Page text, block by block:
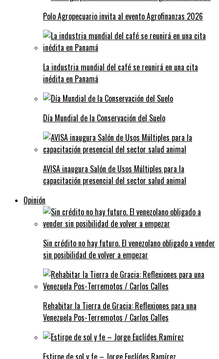
Polo Agropecuario invita al evento Agrofinanzas 2026
La industria mundial del café se reunirá en una cita
inédita en Panamá
Día Mundial de la Conservación del Suelo
AVISA inaugura Salón de Usos Múltiples para la
capacitación presencial del sector salud animal
Opinión
Sin crédito no hay futuro. El venezolano obligado a vender
sin posibilidad de volver a empezar
Rehabitar la Tierra de Gracia: Reflexiones para una
Venezuela Pos-Terremotos / Carlos Calles
Estirpe de sol y fe – Jorge Euclídes Ramírez